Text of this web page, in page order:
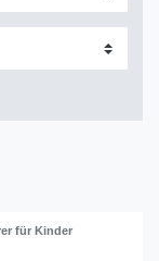
für Kinder